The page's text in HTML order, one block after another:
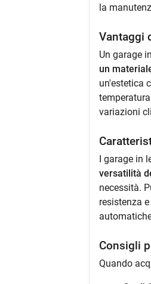
la
Vantaggi
Un garage
un
un'estetica
variazioni
I garage in
versatilità
necessità.
resistenza
Consigli
Quando